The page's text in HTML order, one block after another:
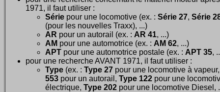
1971, il faut utiliser :
Série pour une locomotive (ex. : Série 27, Série
(pour les nouvelles Traxx), ...)
AR pour un autorail (ex. : AR 41, ...)
AM pour une automotrice (ex. : AM 62, ...)
APT pour une automotrice postale (ex. : APT 35,
pour une recherche AVANT 1971, il faut utiliser :
Type (ex. : Type 27 pour une locomotive à
553 pour un autorail, Type 122 pour une
électrique, Type 202 pour une locomotive Diesel,